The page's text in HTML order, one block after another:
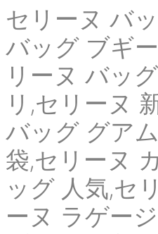
セリーヌ バ
バッグ ブギ
リーヌ バッ
リ,セリーヌ
バッグ グア
袋,セリーヌ
ッグ 人気,セ
ーヌ ラゲー